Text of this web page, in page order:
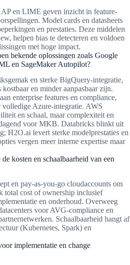
en LIME geven inzicht in feature-
Model cards en datasheets
en prestaties. Deze middelen
helpen bias te detecteren en voldoen
met hoge impact.
bekende oplossingen zoals Google
en SageMaker Autopilot?
en sterke BigQuery-integratie,
en minder aanpasbaar zijn.
enterprise features en compliance,
volledige Azure-integratie. AWS
en schaal, maar complexiteit en
voor MKB. Databricks blinkt uit
H2O.ai levert sterke modelprestaties en
vergen meer interne expertise maar
kosten en schaalbaarheid van een
en pay-as-you-go cloudaccounts om
total cost of ownership inclusief
en onderhoud. Overweeg
voor AVG-compliance en
Schaalbaarheid hangt af
(Kubernetes, Spark) en
implementatie en change